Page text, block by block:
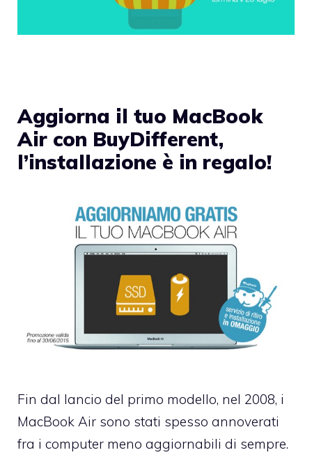
Aggiorna il tuo MacBook
Air con BuyDifferent,
l’installazione è in regalo!
Fin dal lancio del primo modello, nel 2008, i
MacBook Air sono stati spesso annoverati
fra i computer meno aggiornabili di sempre.